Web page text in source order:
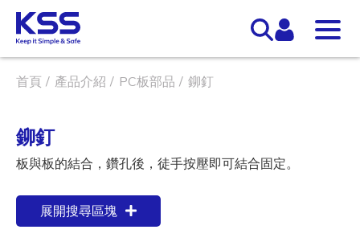
首頁 產品介紹 PC板部品 鉚釘
鉚釘
板與板的結合，鑽孔後，徒手按壓即可結合固定。
展開搜尋區塊